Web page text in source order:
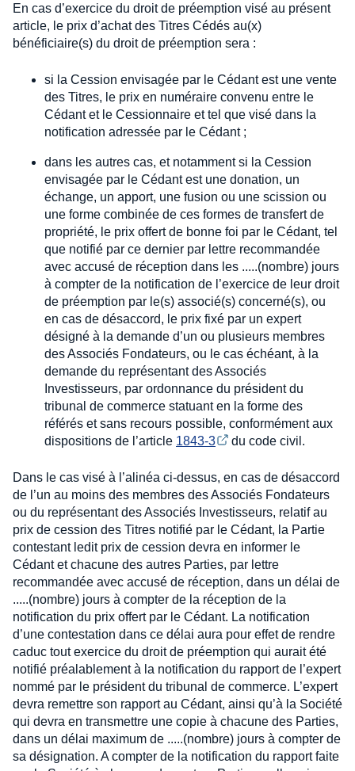
En cas d’exercice du droit de préemption visé au présent
article, le prix d’achat des Titres Cédés au(x)
bénéficiaire(s) du droit de préemption sera :
si la Cession envisagée par le Cédant est une vente
des Titres, le prix en numéraire convenu entre le
Cédant et le Cessionnaire et tel que visé dans la
notification adressée par le Cédant ;
dans les autres cas, et notamment si la Cession
envisagée par le Cédant est une donation, un
échange, un apport, une fusion ou une scission ou
une forme combinée de ces formes de transfert de
propriété, le prix offert de bonne foi par le Cédant, tel
que notifié par ce dernier par lettre recommandée
avec accusé de réception dans les .....(nombre) jours
à compter de la notification de l’exercice de leur droit
de préemption par le(s) associé(s) concerné(s), ou
en cas de désaccord, le prix fixé par un expert
désigné à la demande d’un ou plusieurs membres
des Associés Fondateurs, ou le cas échéant, à la
demande du représentant des Associés
Investisseurs, par ordonnance du président du
tribunal de commerce statuant en la forme des
référés et sans recours possible, conformément aux
dispositions de l’article 1843-3 du code civil.
Dans le cas visé à l’alinéa ci-dessus, en cas de désaccord
de l’un au moins des membres des Associés Fondateurs
ou du représentant des Associés Investisseurs, relatif au
prix de cession des Titres notifié par le Cédant, la Partie
contestant ledit prix de cession devra en informer le
Cédant et chacune des autres Parties, par lettre
recommandée avec accusé de réception, dans un délai de
.....(nombre) jours à compter de la réception de la
notification du prix offert par le Cédant. La notification
d’une contestation dans ce délai aura pour effet de rendre
caduc tout exercice du droit de préemption qui aurait été
notifié préalablement à la notification du rapport de l’expert
nommé par le président du tribunal de commerce. L’expert
devra remettre son rapport au Cédant, ainsi qu’à la Société
qui devra en transmettre une copie à chacune des Parties,
dans un délai maximum de .....(nombre) jours à compter de
sa désignation. A compter de la notification du rapport faite